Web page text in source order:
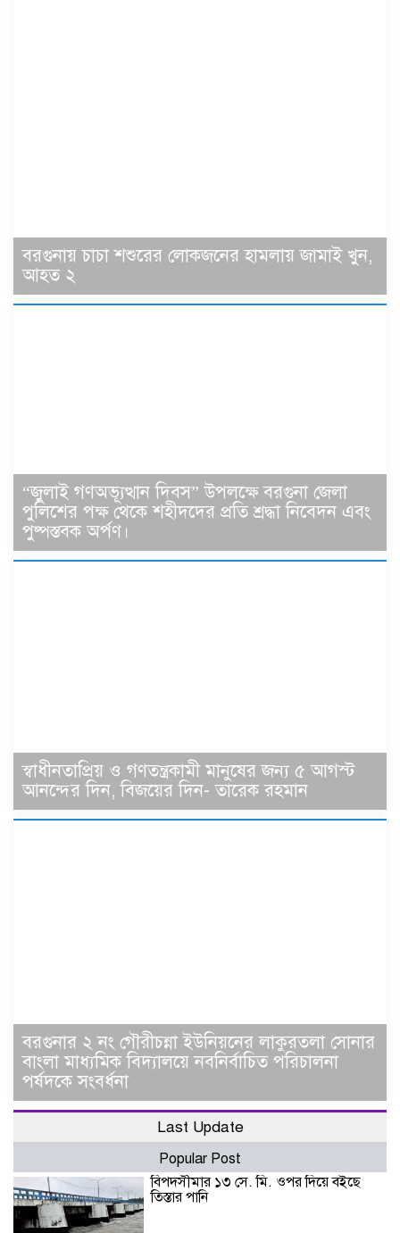
বরগুনায় চাচা শশুরের লোকজনের হামলায় জামাই খুন,
আহত ২
“জুলাই গণঅভ্যূত্থান দিবস” উপলক্ষে বরগুনা জেলা
পুলিশের পক্ষ থেকে শহীদদের প্রতি শ্রদ্ধা নিবেদন এবং
পুষ্পস্তবক অর্পণ।
স্বাধীনতাপ্রিয় ও গণতন্ত্রকামী মানুষের জন্য ৫ আগস্ট
আনন্দের দিন, বিজয়ের দিন- তারেক রহমান
বরগুনার ২ নং গৌরীচন্না ইউনিয়নের লাকুরতলা সোনার
বাংলা মাধ্যমিক বিদ্যালয়ে নবনির্বাচিত পরিচালনা
পর্ষদকে সংবর্ধনা
Last Update
Popular Post
বিপদসীমার ১৩ সে. মি. ওপর দিয়ে বইছে
তিস্তার পানি